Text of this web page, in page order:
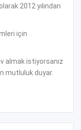
2012 yılından
için
almak istiyorsanız
mutluluk duyar.